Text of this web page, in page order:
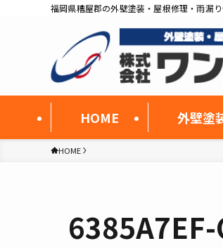
福岡県糟屋郡の外壁塗装・屋根修理・雨漏
HOME 外壁塗
HOME